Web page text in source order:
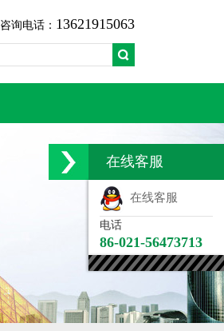
咨询电话： 13621915063
在线客服
在线客服
电话
86-021-56473713